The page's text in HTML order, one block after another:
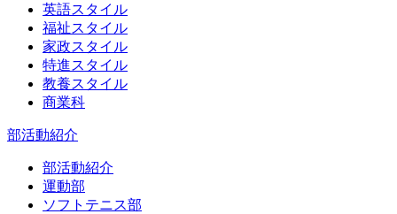
英語スタイル
福祉スタイル
家政スタイル
特進スタイル
教養スタイル
商業科
部活動紹介
部活動紹介
運動部
ソフトテニス部